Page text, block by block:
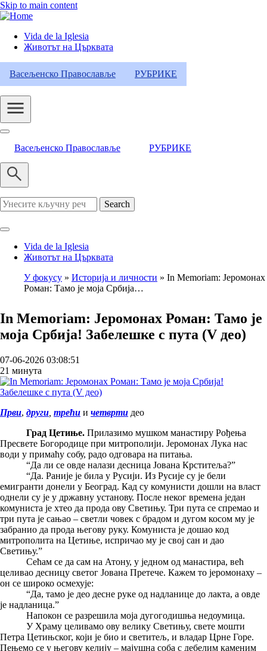
Skip to main content
Header
Category
Menu
Vida de la Iglesia
Животът на Църквата
Васељенско Православље РУБРИКЕ
Васељенско Православље РУБРИКЕ
Search
Vida de la Iglesia
Животът на Църквата
Breadcrumb
У фокусу Историја и личности
In Memoriam: Јеромонах
Роман: Тамо је моја Србија…
In Memoriam: Јеромонах Роман: Тамо је
моја Србија! Забелешке с пута (V део)
07-06-2026 03:08:51
21 минута
Први, други трећи и четврти део
Град Цетиње. Прилазимо мушком манастиру Рођења
Пресвете Богородице при митрополији. Јеромонах Лука нас
води у примаћу собу, радо одговара на питања.
“Да ли се овде налази десница Јована Крститеља?”
“Да. Раније је била у Русији. Из Русије су је бели
емигранти донели у Београд. Кад су комунисти дошли на власт
однели су је у државну установу. После неког времена један
комуниста је хтео да прода ову Светињу. Три пута се спремао и
три пута је сањао – светли човек с брадом и дугом косом му је
забранио да прода његову руку. Комуниста је дошао код
митрополита на Цетиње, испричао му је свој сан и дао
Светињу.”
Сећам се да сам на Атону, у једном од манастира, већ
целивао десницу светог Јована Претече. Кажем то јеромонаху –
он се широко осмехује:
“Да, тамо је део десне руке од надланице до лакта, а овде
је надланица.”
Напокон се разрешила моја дугогодишња недоумица.
У Храму целивамо ову велику Светињу, свете мошти
Петра Цетињског, који је био и светитељ, и владар Црне Горе.
Пењемо се у његову келију – мајушна соба с дебелим каменим